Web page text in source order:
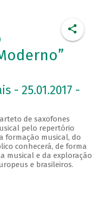
- 25.01.2017 -
de saxofones
pelo repertório
formação musical, do
conhecerá, de forma
musical e da exploração
e brasileiros.